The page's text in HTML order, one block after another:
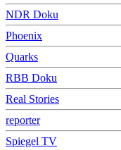
NDR Doku
Phoenix
Quarks
RBB Doku
Real Stories
reporter
Spiegel TV